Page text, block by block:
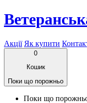
Акції Як купити
0
Кошик
Поки що порожньо
Поки що